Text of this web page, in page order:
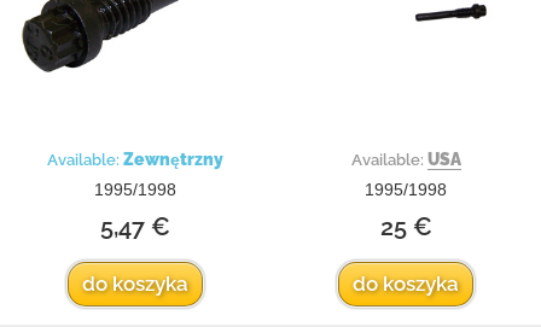
Available: Zewnętrzny
1995/1998
5,47 €
do koszyka
Available: USA
1995/1998
25 €
do koszyka